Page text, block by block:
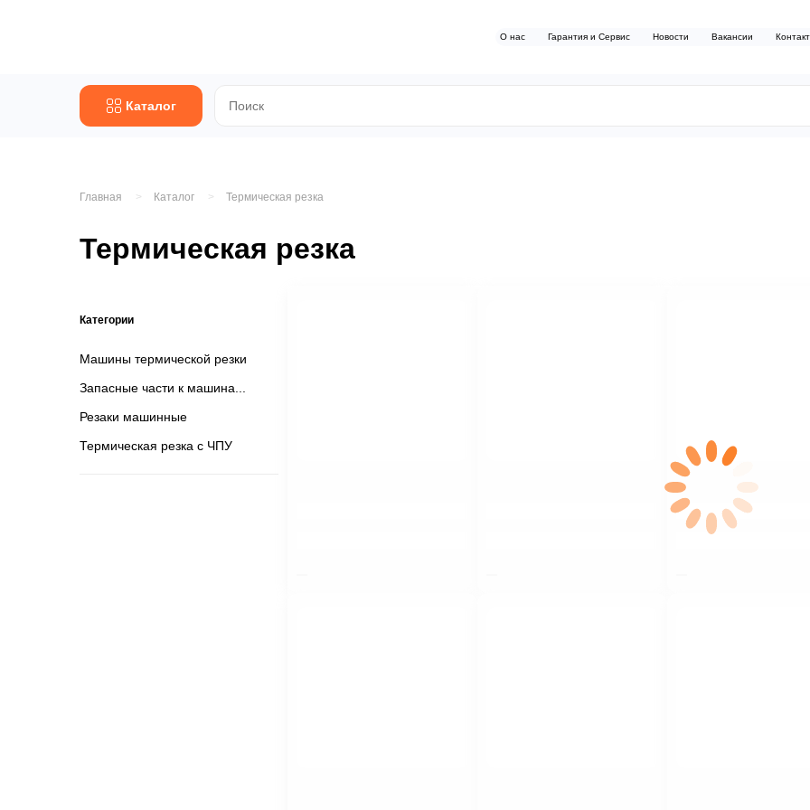
О нас Гарантия и Сервис Новости Вакансии
Каталог
Главная Каталог Термическая резка
Термическая резка
Категории
Машины термической резки
Запасные части к машина
Резаки машинные
Термическая резка с ЧПУ
$nbsp;